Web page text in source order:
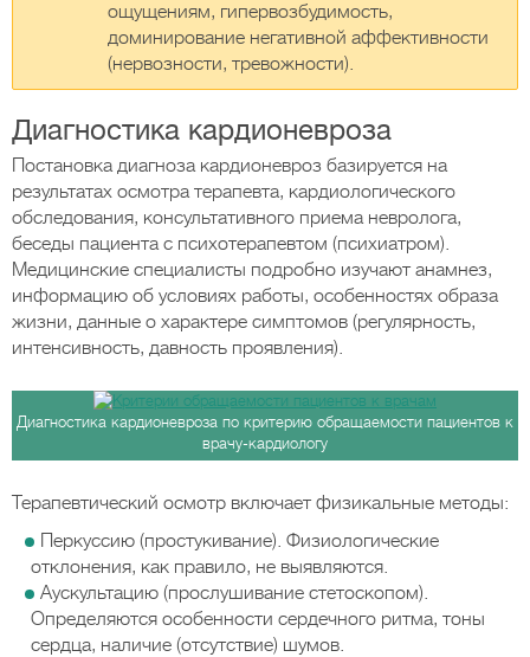
ощущениям, гипервозбудимость,
доминирование негативной аффективности
(нервозности, тревожности).
Диагностика кардионевроза
Постановка диагноза кардионевроз базируется на
результатах осмотра терапевта, кардиологического
обследования, консультативного приема невролога,
беседы пациента с психотерапевтом (психиатром).
Медицинские специалисты подробно изучают анамнез,
информацию об условиях работы, особенностях образа
жизни, данные о характере симптомов (регулярность,
интенсивность, давность проявления).
Диагностика кардионевроза по критерию обращаемости пациентов к
врачу-кардиологу
Терапевтический осмотр включает физикальные методы:
Перкуссию (простукивание). Физиологические
отклонения, как правило, не выявляются.
Аускультацию (прослушивание стетоскопом).
Определяются особенности сердечного ритма, тоны
сердца, наличие (отсутствие) шумов.